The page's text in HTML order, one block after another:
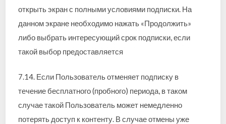
открыть экран с полными условиями подписки. На
данном экране необходимо нажать «Продолжить»
либо выбрать интересующий срок подписки, если
такой выбор предоставляется
7.14. Если Пользователь отменяет подписку в
течение бесплатного (пробного) периода, в таком
случае такой Пользователь может немедленно
потерять доступ к контенту. В случае отмены уже